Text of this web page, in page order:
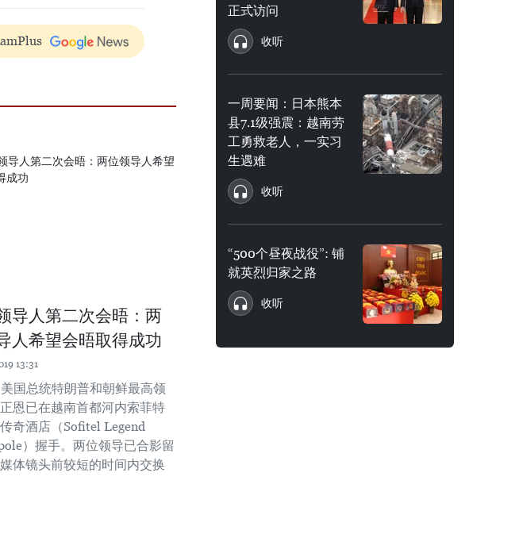
导人第二次会晤：两
人希望会晤取得成功
13:31
国总统特朗普和朝鲜最高领
恩已在越南首都河内索菲特
奇酒店（Sofitel Legend
）握手。两位领导已合影留
体镜头前较短的时间内交换
正式访问
收听
一周要闻：日本熊本
县7.1级强震：越南劳
工勇救老人，一实习
生遇难
收听
“500个昼夜战役”: 铺
就英烈归家之路
收听